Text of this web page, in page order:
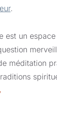
.
est un
méditation
intérieure,